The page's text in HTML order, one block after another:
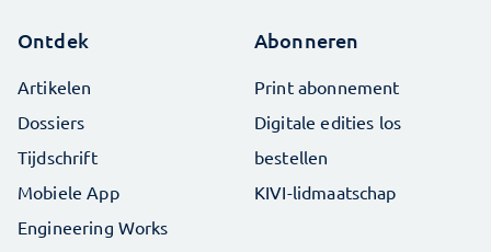
Ontdek
Artikelen
Dossiers
Tijdschrift
Mobiele App
Engineering Works
Abonneren
Print abonnement
Digitale edities los
bestellen
KIVI-lidmaatschap